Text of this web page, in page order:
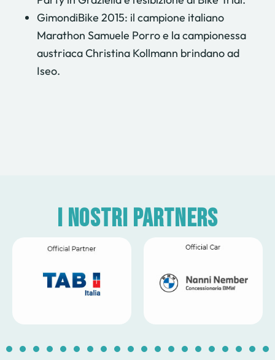
GimondiBike 2015: il campione italiano
Marathon Samuele Porro e la campionessa
austriaca Christina Kollmann brindano ad
Iseo.
I nostri partners
1 2 3 4 5 6 7 8 9 10 11 12 13 14